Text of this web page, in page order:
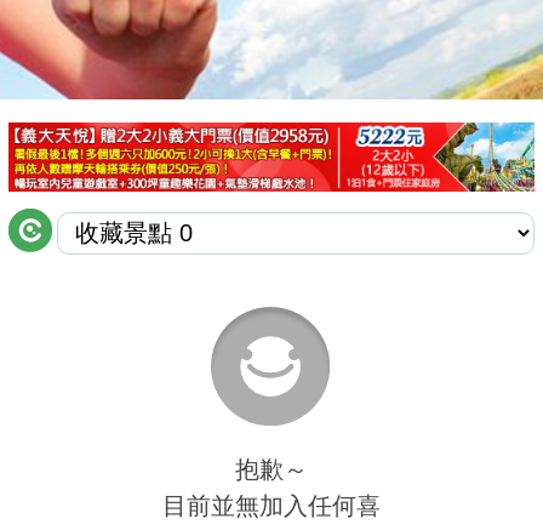
商家合作
推薦景點
討論區
聯絡我們
抱歉～
目前並無加入任何喜